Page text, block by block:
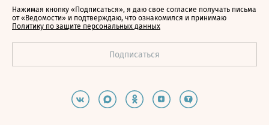
Нажимая кнопку «Подписаться», я даю свое согласие получать письма
от «Ведомости» и подтверждаю, что ознакомился и принимаю
Политику по защите персональных данных